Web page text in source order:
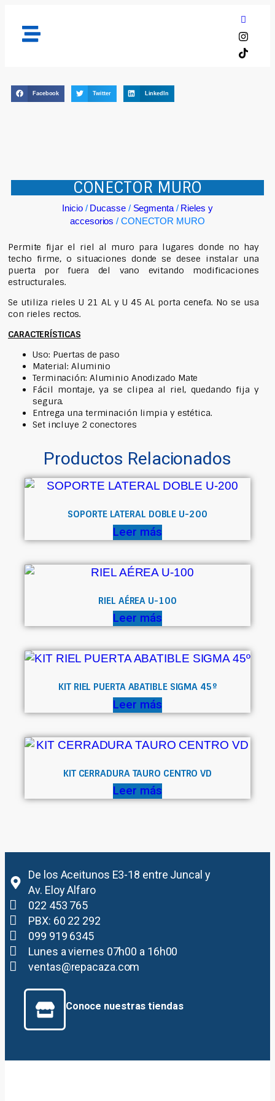
Facebook Twitter LinkedIn
CONECTOR MURO
Inicio/ Ducasse/ Segmenta/ Rieles y
accesorios / CONECTOR MURO
Permite fijar el riel al muro para lugares donde no hay
techo firme, o situaciones donde se desee instalar una
puerta por fuera del vano evitando modificaciones
estructurales.
Se utiliza rieles U 21 AL y U 45 AL porta cenefa. No se usa
con rieles rectos.
CARACTERÍSTICAS
Uso: Puertas de paso
Material: Aluminio
Terminación: Aluminio Anodizado Mate
Fácil montaje, ya se clipea al riel, quedando fija y
segura.
Entrega una terminación limpia y estética.
Set incluye 2 conectores
Productos Relacionados
SOPORTE LATERAL DOBLE U-200
Leer más
RIEL AÉREA U-100
Leer más
KIT RIEL PUERTA ABATIBLE SIGMA 45º
Leer más
KIT CERRADURA TAURO CENTRO VD
Leer más
De los Aceitunos E3-18 entre Juncal y
Av. Eloy Alfaro
022 453 765
PBX: 60 22 292
099 919 6345
Lunes a viernes 07h00 a 16h00
ventas@repacaza.com
Conoce nuestras tiendas